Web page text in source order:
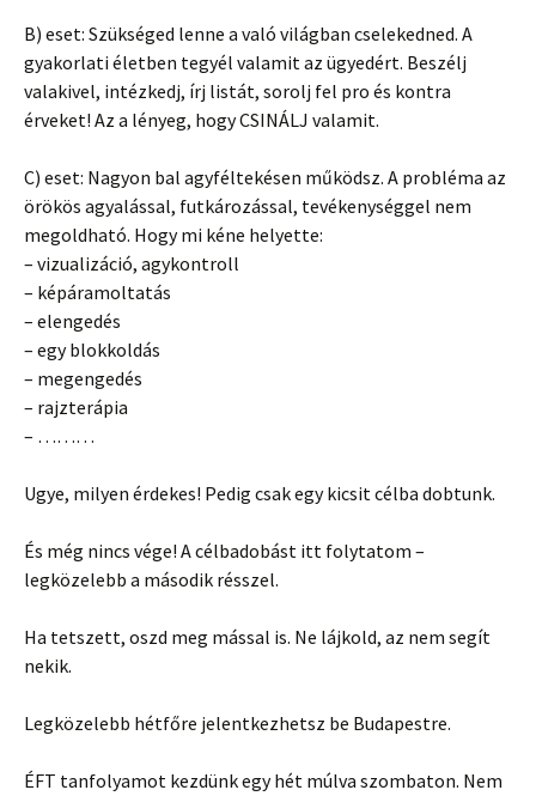
B) eset: Szükséged lenne a való világban cselekedned. A
gyakorlati életben tegyél valamit az ügyedért. Beszélj
valakivel, intézkedj, írj listát, sorolj fel pro és kontra
érveket! Az a lényeg, hogy CSINÁLJ valamit.
C) eset: Nagyon bal agyféltekésen működsz. A probléma az
örökös agyalással, futkározással, tevékenységgel nem
megoldható. Hogy mi kéne helyette:
– vizualizáció, agykontroll
– képáramoltatás
– elengedés
– egy blokkoldás
– megengedés
– rajzterápia
– ………
Ugye, milyen érdekes! Pedig csak egy kicsit célba dobtunk.
És még nincs vége! A célbadobást itt folytatom –
legközelebb a második résszel.
Ha tetszett, oszd meg mással is. Ne lájkold, az nem segít
nekik.
Legközelebb hétfőre jelentkezhetsz be Budapestre.
ÉFT tanfolyamot kezdünk egy hét múlva szombaton. Nem